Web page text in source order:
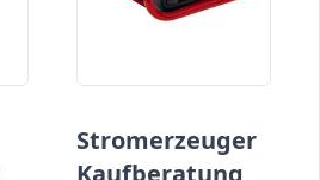
Stromerzeuger
Kaufberatung